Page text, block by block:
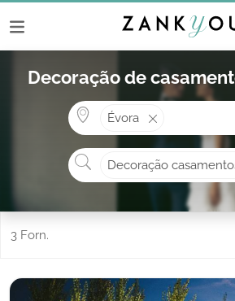
Decoração de
Évora
O que
Decoração
3 Forn.